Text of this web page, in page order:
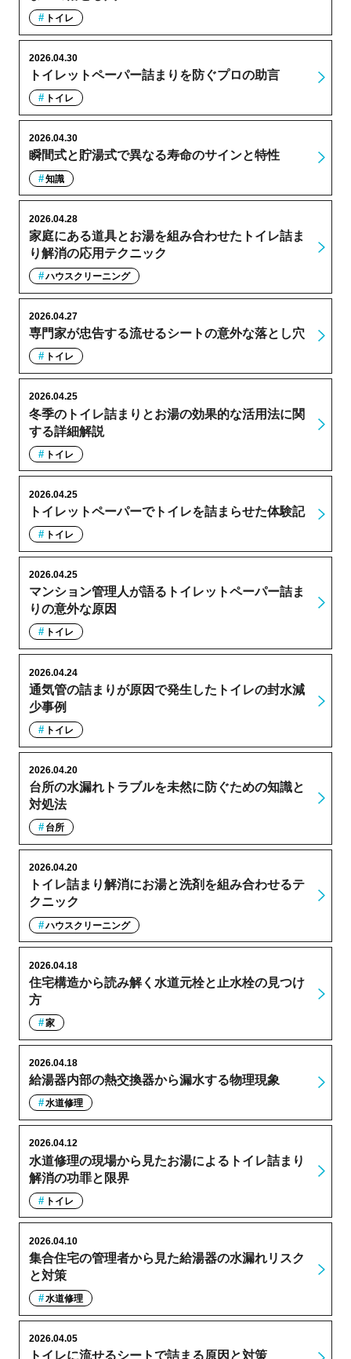
トイレ
トイレットペーパー詰まりを防ぐプロの助言
2026.04.30
トイレ
瞬間式と貯湯式で異なる寿命のサインと特性
2026.04.30
知識
家庭にある道具とお湯を組み合わせたトイレ詰ま
り解消の応用テクニック
2026.04.28
ハウスクリーニング
専門家が忠告する流せるシートの意外な落とし穴
2026.04.27
トイレ
冬季のトイレ詰まりとお湯の効果的な活用法に関
する詳細解説
2026.04.25
トイレ
トイレットペーパーでトイレを詰まらせた体験記
2026.04.25
トイレ
マンション管理人が語るトイレットペーパー詰ま
りの意外な原因
2026.04.25
トイレ
通気管の詰まりが原因で発生したトイレの封水減
少事例
2026.04.24
トイレ
台所の水漏れトラブルを未然に防ぐための知識と
対処法
2026.04.20
台所
トイレ詰まり解消にお湯と洗剤を組み合わせるテ
クニック
2026.04.20
ハウスクリーニング
住宅構造から読み解く水道元栓と止水栓の見つけ
方
2026.04.18
家
給湯器内部の熱交換器から漏水する物理現象
2026.04.18
水道修理
水道修理の現場から見たお湯によるトイレ詰まり
解消の功罪と限界
2026.04.12
トイレ
集合住宅の管理者から見た給湯器の水漏れリスク
と対策
2026.04.10
水道修理
トイレに流せるシートで詰まる原因と対策
2026.04.05